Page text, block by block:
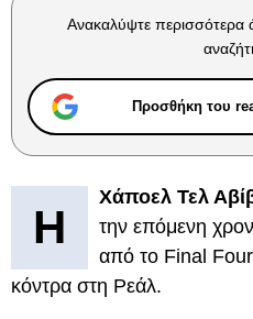
Ανακαλύψτε
Προσθήκη του
Η
Χάποελ Τελ
την επόμενη
από το Final
κόντρα στη Ρεάλ.